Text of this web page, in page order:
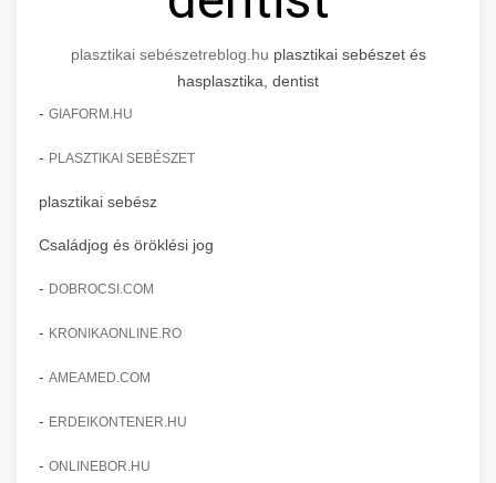
plasztikai sebészetreblog.hu plasztikai sebészet és
hasplasztika, dentist
- GIAFORM.HU
- PLASZTIKAI SEBÉSZET
plasztikai sebész
Családjog és öröklési jog
- DOBROCSI.COM
- KRONIKAONLINE.RO
- AMEAMED.COM
- ERDEIKONTENER.HU
- ONLINEBOR.HU